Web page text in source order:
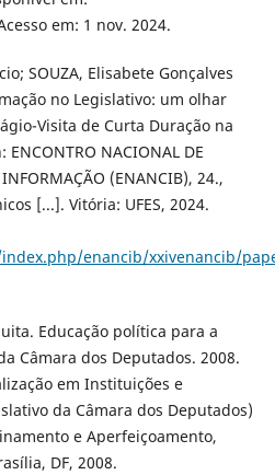
em: 1 nov. 2024.
SOUZA, Elisabete Gonçalves
no Legislativo: um olhar
Visita de Curta Duração na
NACIONAL DE
(ENANCIB), 24.,
[...]. Vitória: UFES, 2024.
enancib/xxivenancib/
Educação política para a
Câmara dos Deputados. 2008.
em Instituições e
da Câmara dos Deputados)
e Aperfeiçoamento,
DF, 2008.